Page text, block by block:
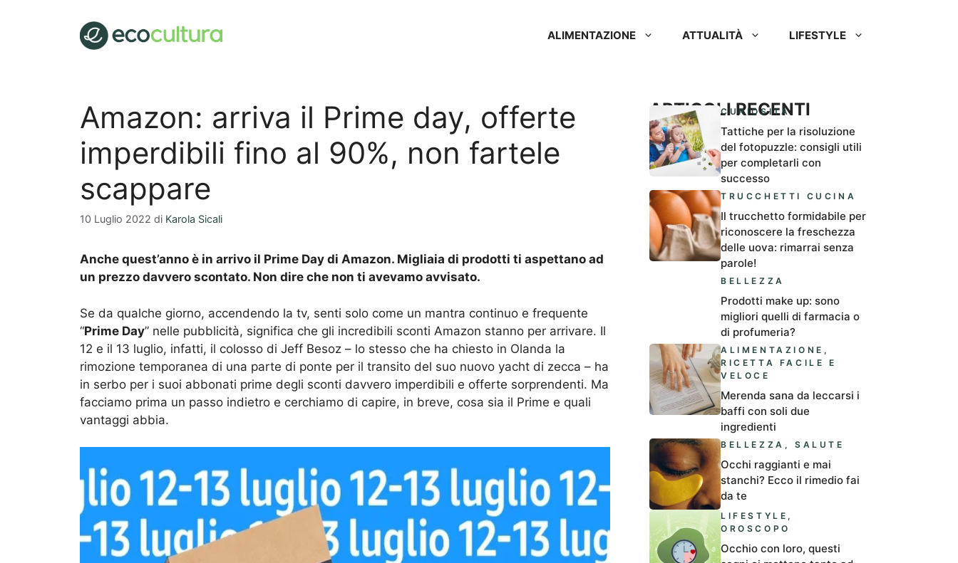
ALIMENTAZIONE ATTUALITÀ LIFESTYLE
Amazon: arriva il Prime day, offerte
imperdibili fino al 90%, non fartele
scappare
10 Luglio 2022 di Karola Sicali
Anche quest’anno è in arrivo il Prime Day di Amazon. Migliaia di prodotti ti aspettano ad
un prezzo davvero scontato. Non dire che non ti avevamo avvisato.
Se da qualche giorno, accendendo la tv, senti solo come un mantra continuo e frequente
“Prime Day” nelle pubblicità, significa che gli incredibili sconti Amazon stanno per arrivare. Il
12 e il 13 luglio, infatti, il colosso di Jeff Besoz – lo stesso che ha chiesto in Olanda la
rimozione temporanea di una parte di ponte per il transito del suo nuovo yacht di zecca – ha
in serbo per i suoi abbonati prime degli sconti davvero imperdibili e offerte sorprendenti. Ma
facciamo prima un passo indietro e cerchiamo di capire, in breve, cosa sia il Prime e quali
vantaggi abbia.
ARTICOLI RECENTI
CURIOSITÀ
Tattiche per la risoluzione
del fotopuzzle: consigli utili
per completarli con
successo
TRUCCHETTI CUCINA
Il trucchetto formidabile per
riconoscere la freschezza
delle uova: rimarrai senza
parole!
BELLEZZA
Prodotti make up: sono
migliori quelli di farmacia o
di profumeria?
ALIMENTAZIONE ,
RICETTA FACILE E
VELOCE
Merenda sana da leccarsi i
baffi con soli due
ingredienti
BELLEZZA ,SALUTE
Occhi raggianti e mai
stanchi? Ecco il rimedio fai
da te
LIFESTYLE ,
OROSCOPO
Occhio con loro, questi